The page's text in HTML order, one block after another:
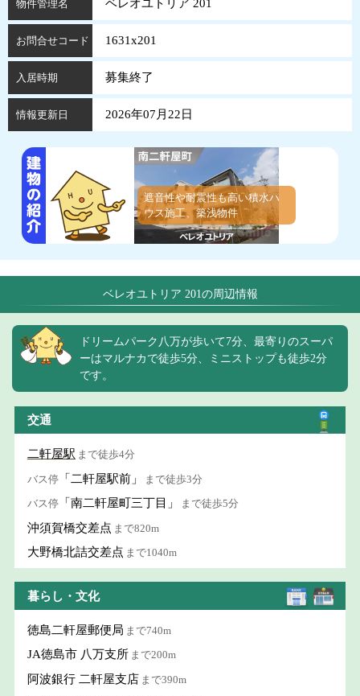
物件管理名 ベレオユトリア 201
お問合せコード 1631x201
入居時期 募集終了
情報更新日 2026年07月22日
遮音性や耐震性も高い積水ハ
ウス施工、築浅物件
ベレオユトリア 201の周辺情報
ドリームパーク八万が歩いて7分、最寄りのスーパ
ーはマルナカで徒歩5分、ミニストップも徒歩2分
です。
交通
二軒屋駅 まで徒歩4分
バス停 「二軒屋駅前」 まで徒歩3分
バス停 「南二軒屋町三丁目」 まで徒歩5分
沖須賀橋交差点 まで820m
大野橋北詰交差点 まで1040m
暮らし・文化
徳島二軒屋郵便局 まで740m
JA徳島市 八万支所 まで200m
阿波銀行 二軒屋支店 まで390m